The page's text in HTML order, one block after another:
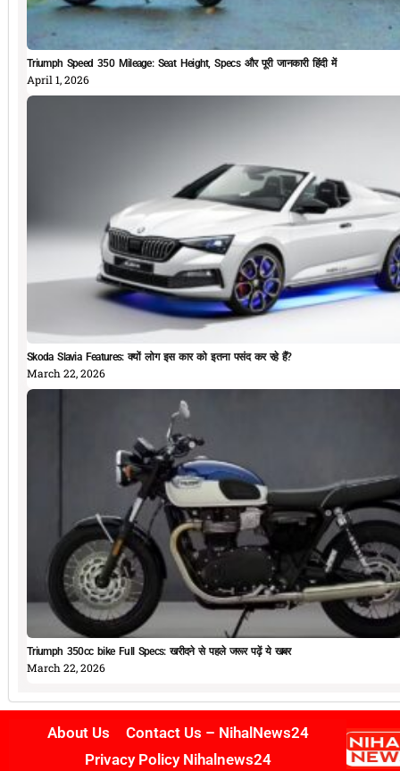
Triumph Speed 350 Mileage: Seat Height, Specs और पूरी जानकारी हिंदी में
April 1, 2026
Skoda Slavia Features: क्यों लोग इस कार को इतना पसंद कर रहे हैं?
March 22, 2026
Triumph 350cc bike Full Specs: खरीदने से पहले जरूर पढ़ें ये खबर
March 22, 2026
About Us
Contact Us – NihalNews24
Privacy Policy Nihalnews24